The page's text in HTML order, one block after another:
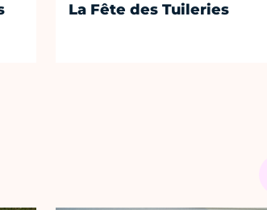
La Fête des Tuileries